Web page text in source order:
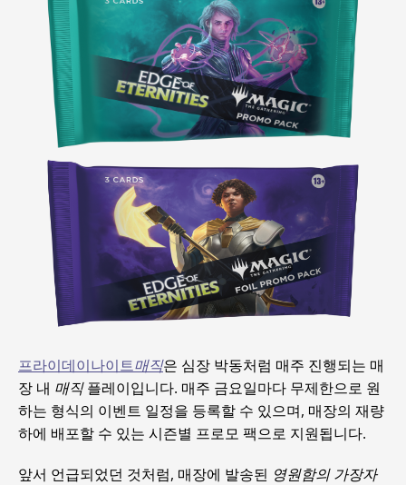
프라이데이나이트매직은 심장 박동처럼 매주 진행되는 매
장 내 매직플레이입니다. 매주 금요일마다 무제한으로 원
하는 형식의 이벤트 일정을 등록할 수 있으며, 매장의 재량
하에 배포할 수 있는 시즌별 프로모 팩으로 지원됩니다.
앞서 언급되었던 것처럼, 매장에 발송된 영원함의 가장자